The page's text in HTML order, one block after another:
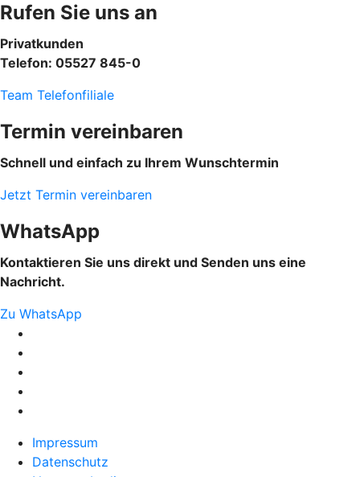
Rufen Sie uns an
Privatkunden
Telefon: 05527 845-0
Team Telefonfiliale
Termin vereinbaren
Schnell und einfach zu Ihrem Wunschtermin
Jetzt Termin vereinbaren
WhatsApp
Kontaktieren Sie uns direkt und Senden uns eine
Nachricht.
Zu WhatsApp
Impressum
Datenschutz